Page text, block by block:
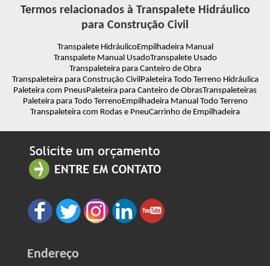
Termos relacionados à Transpalete Hidráulico
para Construção Civil
Transpalete HidráulicoEmpilhadeira Manual
Transpalete Manual UsadoTranspalete Usado
Transpaleteira para Canteiro de Obra
Transpaleteira para Construção Civil Paleteira Todo Terreno Hidráulica
Paleteira com PneusPaleteira para Canteiro de ObrasTranspaleteiras
Paleteira para Todo TerrenoEmpilhadeira Manual Todo Terreno
Transpaleteira com Rodas e PneuCarrinho de Empilhadeira
Endereço